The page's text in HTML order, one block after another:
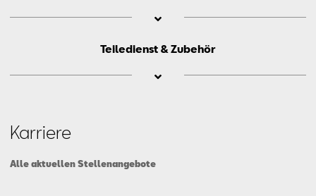
Jo­han­nes
Ver­kaufs­lei­ter
Mail schreiben
Da­ni­el
Teiledienst & Zubehör
Tei­le- und Zu­be­hör Be­ra­ter
Karriere
Alle aktuellen Stellenangebote